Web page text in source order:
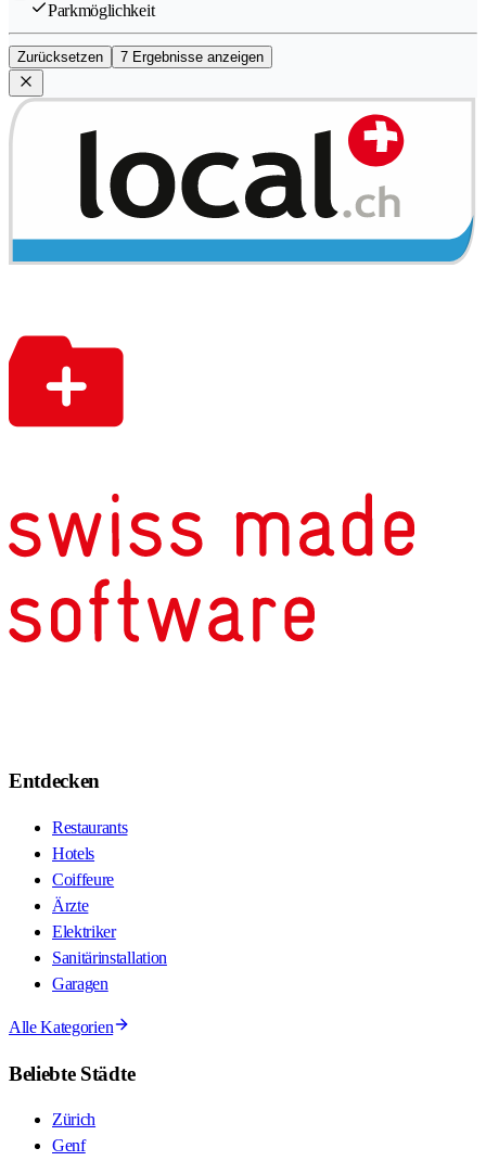
Parkmöglichkeit
Zurücksetzen 7 Ergebnisse anzeigen
Entdecken
Restaurants
Hotels
Coiffeure
Ärzte
Elektriker
Sanitärinstallation
Garagen
Alle Kategorien
Beliebte Städte
Zürich
Genf